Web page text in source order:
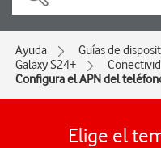
Ayuda Guías de
Galaxy S24+
Configura el APN del
Elige el